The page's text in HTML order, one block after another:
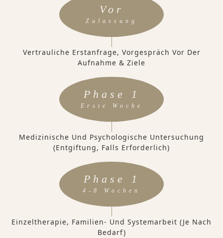
Vor
Zulassung
Vertrauliche Erstanfrage, Vorgespräch Vor Der
Aufnahme & Ziele
Phase 1
Erste Woche
Medizinische Und Psychologische Untersuchung
(Entgiftung, Falls Erforderlich)
Phase 1
4-8 Wochen
Einzeltherapie, Familien- Und Systemarbeit (je Nach
Bedarf)